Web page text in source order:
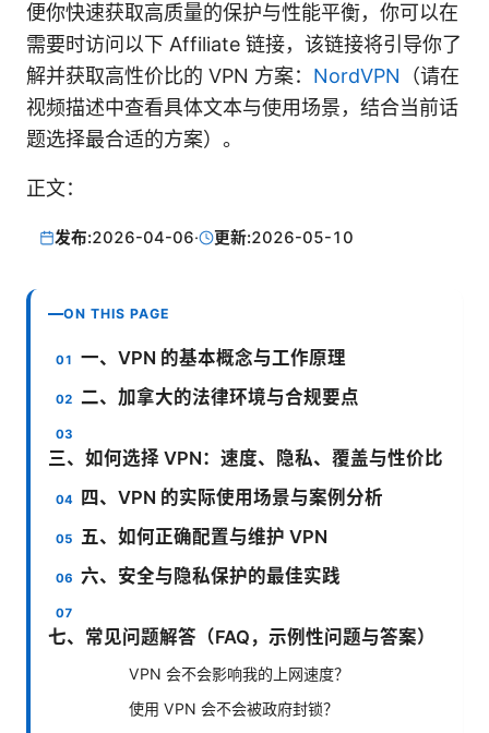
便你快速获取高质量的保护与性能平衡，你可以在
需要时访问以下 Affiliate 链接，该链接将引导你了
解并获取高性价比的 VPN 方案： NordVPN （请在
视频描述中查看具体文本与使用场景，结合当前话
题选择最合适的方案）。
正文：
发布:2026-04-06· 更新:2026-05-10
ON THIS PAGE
一、VPN 的基本概念与工作原理
二、加拿大的法律环境与合规要点
三、如何选择 VPN：速度、隐私、覆盖与性价比
四、VPN 的实际使用场景与案例分析
五、如何正确配置与维护 VPN
六、安全与隐私保护的最佳实践
七、常见问题解答（FAQ，示例性问题与答案）
VPN 会不会影响我的上网速度？
使用 VPN 会不会被政府封锁？